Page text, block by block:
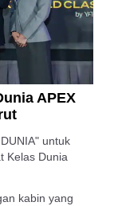
APEX
untuk
Kelas Dunia
kabin yang